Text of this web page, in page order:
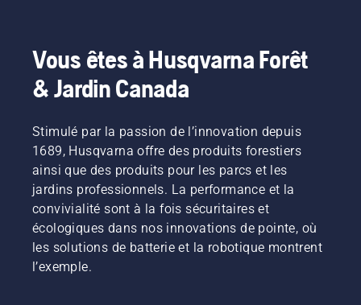
Vous êtes à Husqvarna Forêt
& Jardin Canada
Stimulé par la passion de l’innovation depuis
1689, Husqvarna offre des produits forestiers
ainsi que des produits pour les parcs et les
jardins professionnels. La performance et la
convivialité sont à la fois sécuritaires et
écologiques dans nos innovations de pointe, où
les solutions de batterie et la robotique montrent
l’exemple.